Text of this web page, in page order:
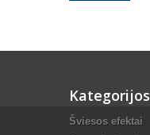
Kategorijos
Šviesos efektai